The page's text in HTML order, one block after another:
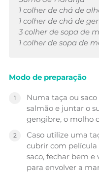
1 colher de chá de
1 colher de chá de
3 colher de sopa de
1 colher de sopa de
Modo de preparação
Numa taça ou
salmão e juntar o
gengibre, o molho
Caso utilize uma
cubrir com película
saco, fechar bem e
para envolver a